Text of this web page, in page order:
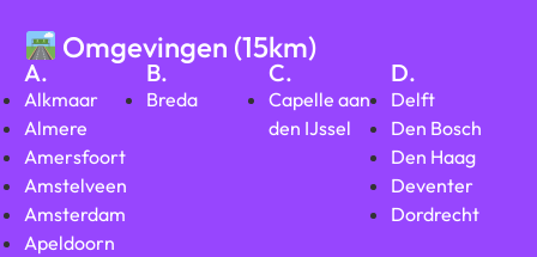
Omgevingen (15km)
A.
Alkmaar
Almere
Amersfoort
Amstelveen
Amsterdam
Apeldoorn
B.
Breda
C.
Capelle aan
den IJssel
D.
Delft
Den Bosch
Den Haag
Deventer
Dordrecht